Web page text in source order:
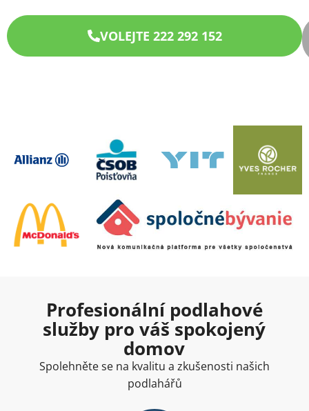
VOLEJTE 222 292 152
Profesionální podlahové
služby pro váš spokojený
domov
Spolehněte se na kvalitu a zkušenosti našich
podlahářů